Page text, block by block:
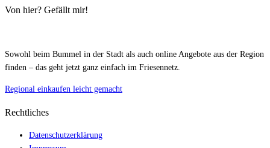
Von hier? Gefällt mir!
Sowohl beim Bummel in der Stadt als auch online Angebote aus der Region
finden – das geht jetzt ganz einfach im Friesennetz.
Regional einkaufen leicht gemacht
Rechtliches
Datenschutzerklärung